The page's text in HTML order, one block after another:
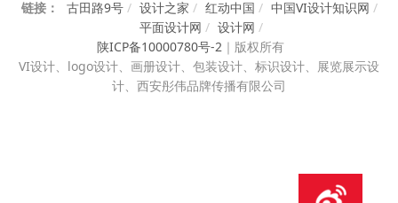
链接： 古田路9号 / 设计之家 / 红动中国 / 中国VI设计知识网 /
平面设计网 / 设计网 /
陕ICP备10000780号-2 ｜ 版权所有
VI设计、 logo设计、画册设计、包装设计、标识设计、展览展示设
计、西安彤伟品牌传播有限公司